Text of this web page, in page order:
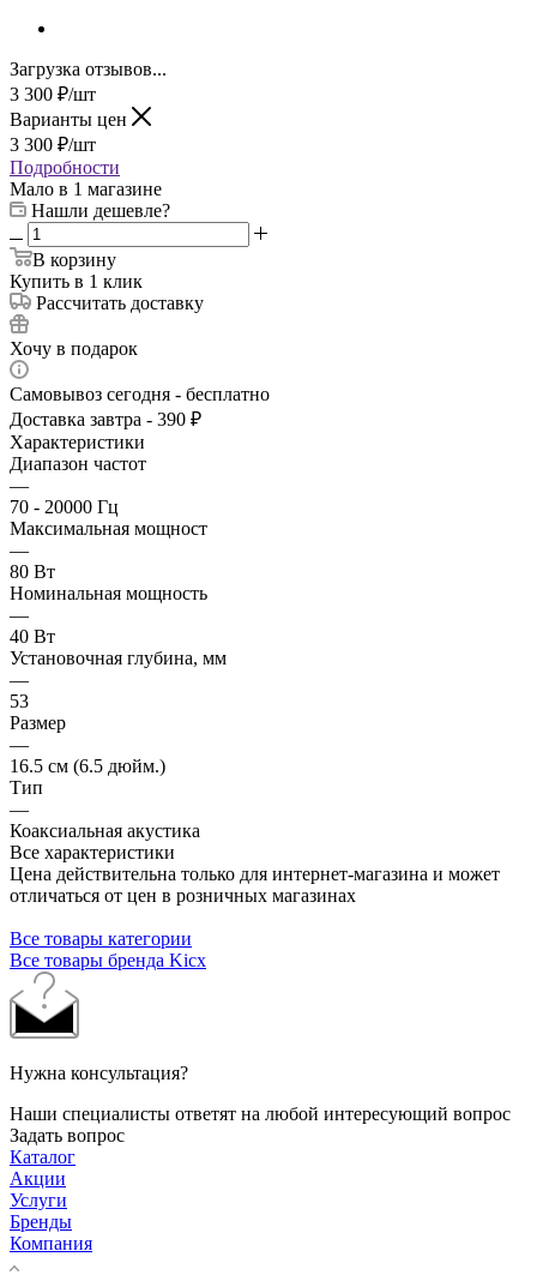
Загрузка отзывов...
3 300 ₽/шт
Варианты цен
3 300 ₽/шт
Подробности
Мало в 1 магазине
Нашли дешевле?
В корзину
Купить в 1 клик
Рассчитать доставку
Хочу в подарок
Самовывоз сегодня - бесплатно
Доставка завтра - 390 ₽
Характеристики
Диапазон частот
—
70 - 20000 Гц
Максимальная мощност
—
80 Вт
Номинальная мощность
—
40 Вт
Установочная глубина, мм
—
53
Размер
—
16.5 см (6.5 дюйм.)
Тип
—
Коаксиальная акустика
Все характеристики
Цена действительна только для интернет-магазина и может
отличаться от цен в розничных магазинах
Все товары категории
Все товары бренда Kicx
Нужна консультация?
Наши специалисты ответят на любой интересующий вопрос
Задать вопрос
Каталог
Акции
Услуги
Бренды
Компания